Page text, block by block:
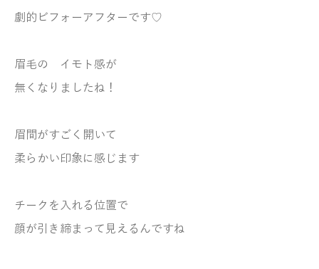
劇的ビフォーアフターです♡
眉毛の イモト感が
無くなりましたね！
眉間がすごく開いて
柔らかい印象に感じます
チークを入れる位置で
顔が引き締まって見えるんですね